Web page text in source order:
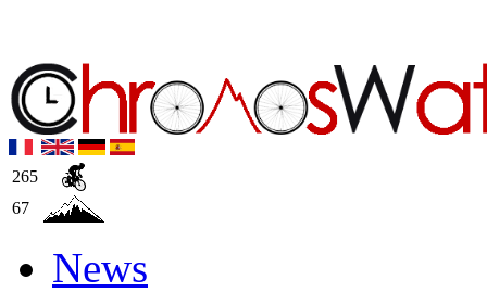
265
67
News